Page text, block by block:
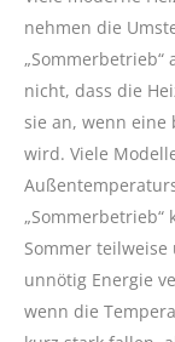
nehmen die
nicht, dass die
sie an, wenn
wird. Viele
Sommer
unnötig Energie
wenn die